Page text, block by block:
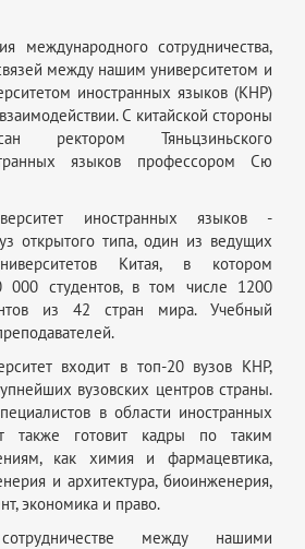
международного сотрудничества,
между нашим университетом и
иностранных языков (КНР)
С китайской стороны
ректором Тяньцзиньского
языков профессором Сю
иностранных языков -
открытого типа, один из ведущих
Китая, в котором
000 студентов, в том числе 1200
из 42 стран мира. Учебный
входит в топ-20 вузов КНР,
вузовских центров страны.
в области иностранных
также готовит кадры по таким
как химия и фармацевтика,
и архитектура, биоинженерия,
экономика и право.
между нашими